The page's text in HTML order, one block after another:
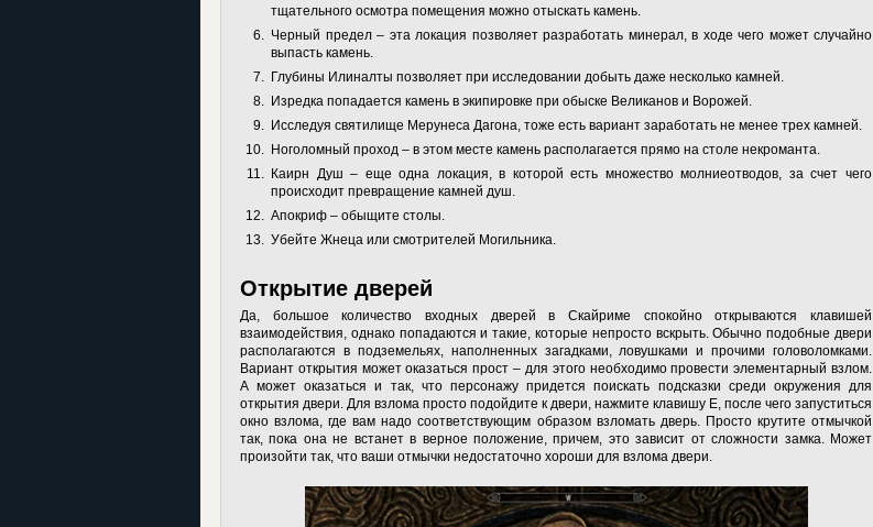
тщательного осмотра помещения можно отыскать камень.
Черный предел – эта локация позволяет разработать минерал, в ходе чего может случайно
выпасть камень.
Глубины Илиналты позволяет при исследовании добыть даже несколько камней.
Изредка попадается камень в экипировке при обыске Великанов и Ворожей.
Исследуя святилище Мерунеса Дагона, тоже есть вариант заработать не менее трех камней.
Ноголомный проход – в этом месте камень располагается прямо на столе некроманта.
Каирн Душ – еще одна локация, в которой есть множество молниеотводов, за счет чего
происходит превращение камней душ.
Апокриф – обыщите столы.
Убейте Жнеца или смотрителей Могильника.
Открытие дверей
Да, большое количество входных дверей в Скайриме спокойно открываются клавишей
взаимодействия, однако попадаются и такие, которые непросто вскрыть. Обычно подобные двери
располагаются в подземельях, наполненных загадками, ловушками и прочими головоломками.
Вариант открытия может оказаться прост – для этого необходимо провести элементарный взлом.
А может оказаться и так, что персонажу придется поискать подсказки среди окружения для
открытия двери. Для взлома просто подойдите к двери, нажмите клавишу E , после чего запуститься
окно взлома, где вам надо соответствующим образом взломать дверь. Просто крутите отмычкой
так, пока она не встанет в верное положение, причем, это зависит от сложности замка. Может
произойти так, что ваши отмычки недостаточно хороши для взлома двери.